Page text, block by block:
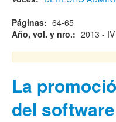
Páginas: 64-65
Año, vol. y nro.: 2013 - IV
La
del